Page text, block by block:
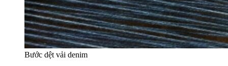
Bước dệt vải denim